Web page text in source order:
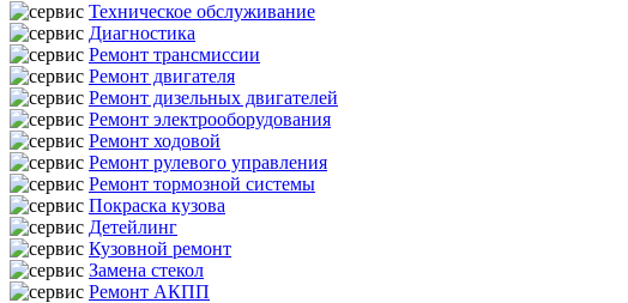
Техническое обслуживание
Диагностика
Ремонт трансмиссии
Ремонт двигателя
Ремонт дизельных двигателей
Ремонт электрооборудования
Ремонт ходовой
Ремонт рулевого управления
Ремонт тормозной системы
Покраска кузова
Детейлинг
Кузовной ремонт
Замена стекол
Ремонт АКПП